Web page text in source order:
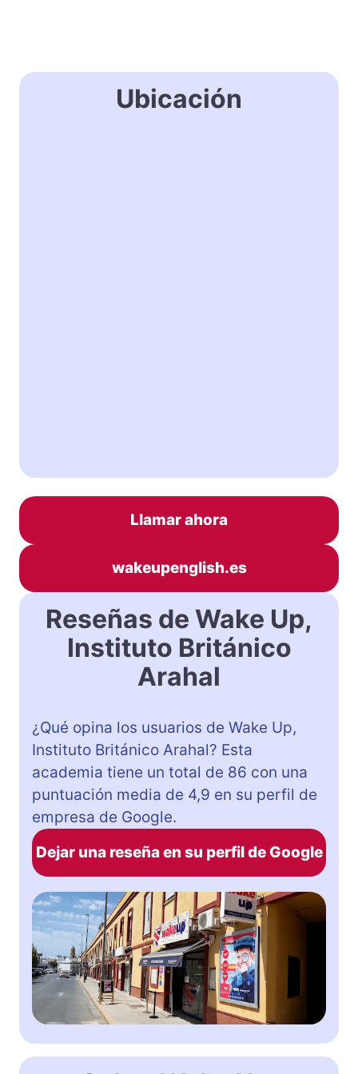
Ubicación
Llamar ahora
wakeupenglish.es
Reseñas de Wake Up,
Instituto Británico
Arahal
¿Qué opina los usuarios de Wake Up,
Instituto Británico Arahal? Esta
academia tiene un total de 86 con una
puntuación media de 4,9 en su perfil de
empresa de Google.
Dejar una reseña en su perfil de Google